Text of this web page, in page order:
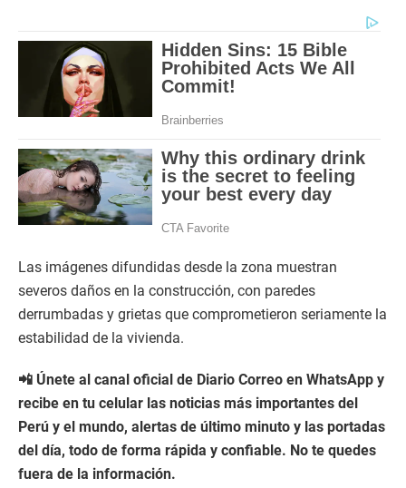
Las imágenes difundidas desde la zona muestran
severos daños en la construcción, con paredes
derrumbadas y grietas que comprometieron seriamente la
estabilidad de la vivienda.
📲 Únete al canal oficial de Diario Correo en WhatsApp y
recibe en tu celular las noticias más importantes del
Perú y el mundo, alertas de último minuto y las portadas
del día, todo de forma rápida y confiable. No te quedes
fuera de la información.